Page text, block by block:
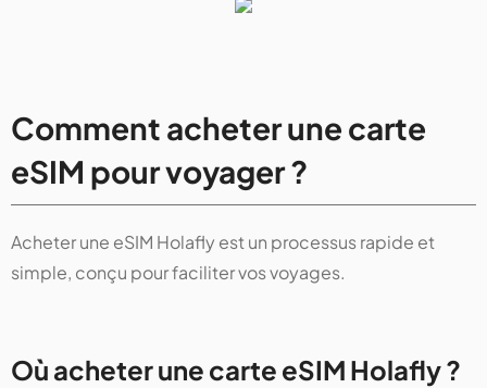
Comment acheter une carte
eSIM pour voyager ?
Acheter une eSIM Holafly est un processus rapide et
simple, conçu pour faciliter vos voyages.
Où acheter une carte eSIM Holafly ?